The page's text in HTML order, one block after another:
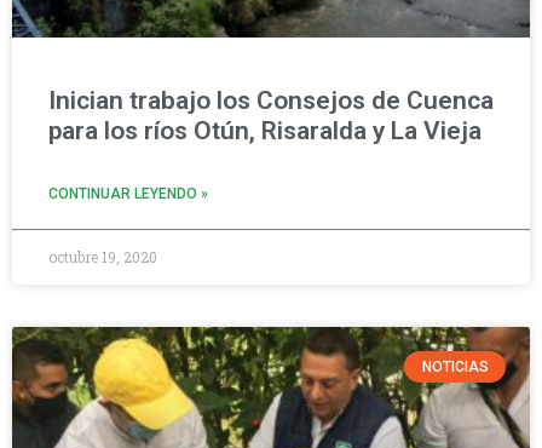
Inician trabajo los Consejos de Cuenca
para los ríos Otún, Risaralda y La Vieja
CONTINUAR LEYENDO »
octubre 19, 2020
NOTICIAS